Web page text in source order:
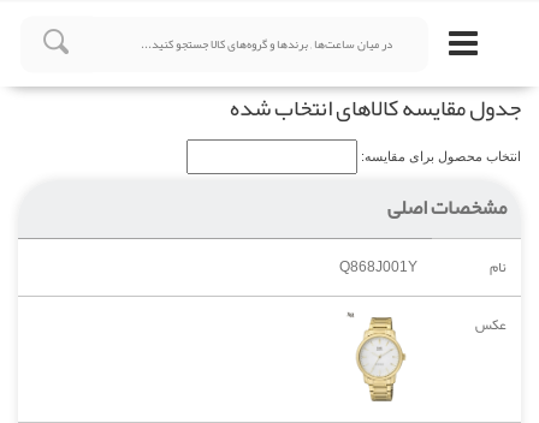
جدول مقایسه کالاهای انتخاب شده
انتخاب محصول برای مقایسه:
مشخصات اصلی
نام
Q868J001Y
عکس